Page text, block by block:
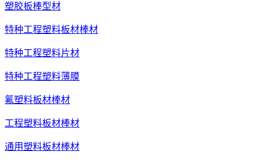
塑胶板棒型材
特种工程塑料板材棒材
特种工程塑料片材
特种工程塑料薄膜
氟塑料板材棒材
工程塑料板材棒材
通用塑料板材棒材